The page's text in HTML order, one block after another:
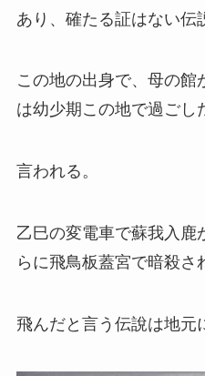
あり、 確たる証はない伝
この地の出身で、母の館
は幼少期この地で過ごし
言われる。
乙巳の変電車で蘇我入鹿
らに飛鳥板蓋宮で暗殺さ
飛んだと言う伝說は地元